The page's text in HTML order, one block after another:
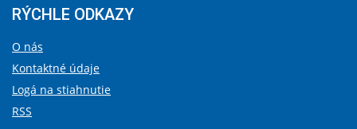
RÝCHLE ODKAZY
O nás
Kontaktné údaje
Logá na stiahnutie
RSS